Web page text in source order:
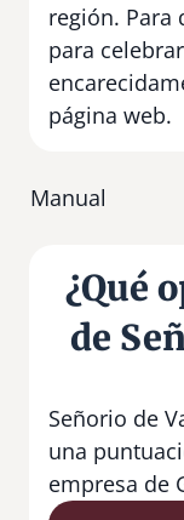
región. Para
para
página web.
Manual
¿Qué
de
Señorio de
una
empresa de